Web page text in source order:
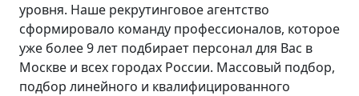
уровня. Наше рекрутинговое агентство
сформировало команду профессионалов, которое
уже более 9 лет подбирает персонал для Вас в
Москве и всех городах России. Массовый подбор,
подбор линейного и квалифицированного